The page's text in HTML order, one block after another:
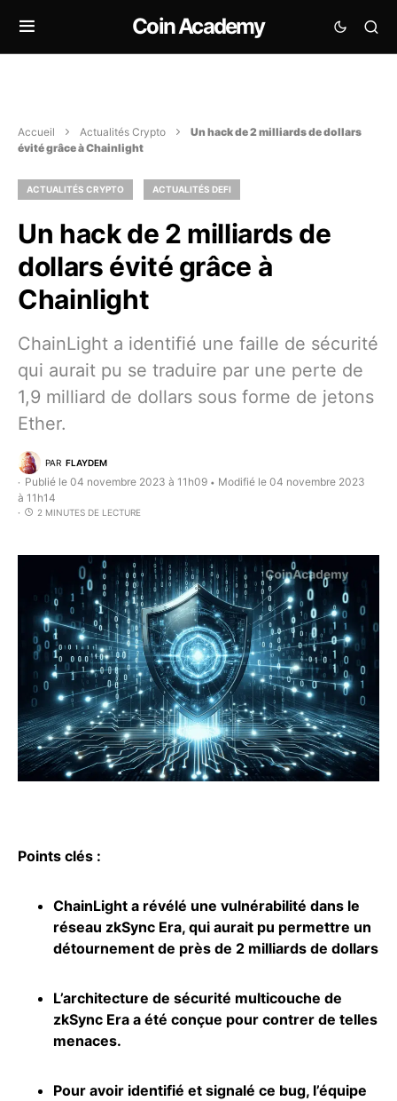
Coin Academy
Accueil Actualités Crypto
Un hack de 2 milliards de dollars
évité grâce à Chainlight
ACTUALITÉS CRYPTO ACTUALITÉS DEFI
Un hack de 2 milliards de
dollars évité grâce à
Chainlight
ChainLight a identifié une faille de sécurité
qui aurait pu se traduire par une perte de
1,9 milliard de dollars sous forme de jetons
Ether.
PAR FLAYDEM
Publié le 04 novembre 2023 à 11h09 • Modifié le 04 novembre 2023
à 11h14
2 MINUTES DE LECTURE
Points clés :
ChainLight a révélé une vulnérabilité dans le
réseau zkSync Era, qui aurait pu permettre un
détournement de près de 2 milliards de dollars
L’architecture de sécurité multicouche de
zkSync Era a été conçue pour contrer de telles
menaces.
Pour avoir identifié et signalé ce bug, l’équipe